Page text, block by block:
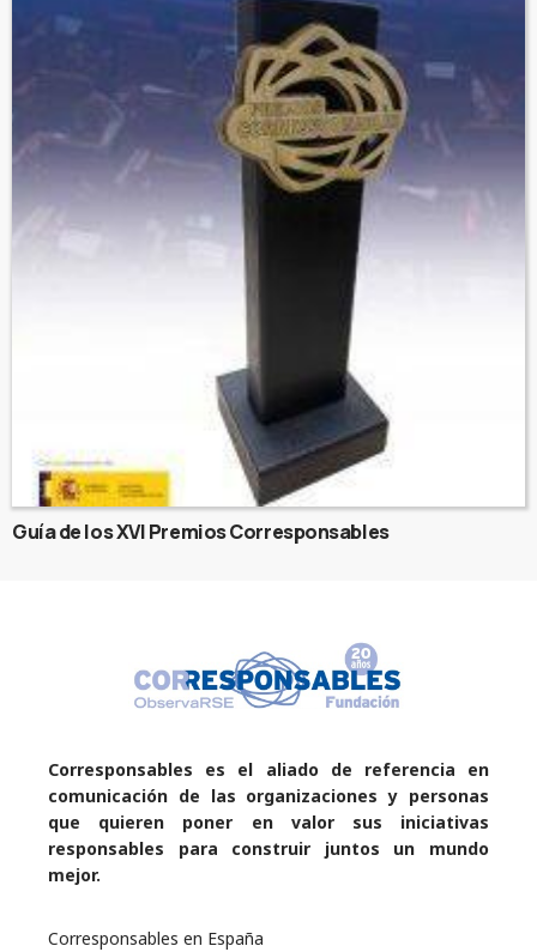
Guía de los XVI Premios Corresponsables
Corresponsables es el aliado de referencia en
comunicación de las organizaciones y personas
que quieren poner en valor sus iniciativas
responsables para construir juntos un mundo
mejor.
Corresponsables en España